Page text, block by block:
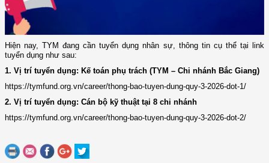
Hiện nay, TYM đang cần tuyển dụng nhân sự, thông tin cụ thể tại link
tuyển dụng như sau:
1. Vị trí tuyển dụng: Kế toán phụ trách (TYM – Chi nhánh Bắc Giang)
https://tymfund.org.vn/career/thong-bao-tuyen-dung-quy-3-2026-dot-1/
2. Vị trí tuyển dụng: Cán bộ kỹ thuật tại 8 chi nhánh
https://tymfund.org.vn/career/thong-bao-tuyen-dung-quy-3-2026-dot-2/